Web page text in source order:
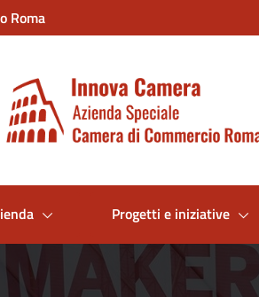
Roma
Progetti e iniziative